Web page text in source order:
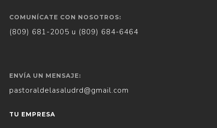
COMUNÍCATE CON NOSOTROS:
(809) 681-2005 u (809) 684-6464
ENVÍA UN MENSAJE:
pastoraldelasaludrd@gmail.com
TU EMPRESA